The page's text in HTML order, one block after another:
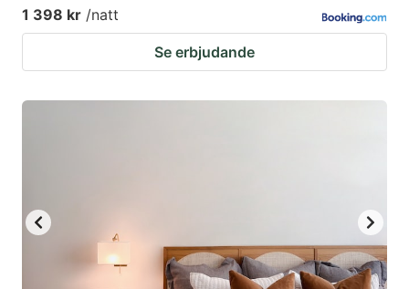
1 398 kr /natt
Se erbjudande